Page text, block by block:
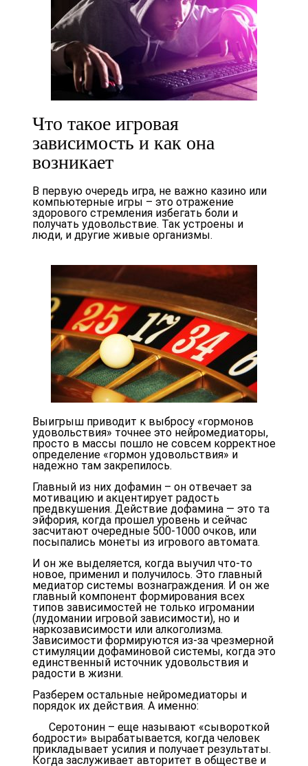
Что такое игровая
зависимость и как она
возникает
В первую очередь игра, не важно казино или
компьютерные игры – это отражение
здорового стремления избегать боли и
получать удовольствие. Так устроены и
люди, и другие живые организмы.
Выигрыш приводит к выбросу «гормонов
удовольствия» точнее это нейромедиаторы,
просто в массы пошло не совсем корректное
определение «гормон удовольствия» и
надежно там закрепилось.
Главный из них дофамин – он отвечает за
мотивацию и акцентирует радость
предвкушения. Действие дофамина — это та
эйфория, когда прошел уровень и сейчас
засчитают очередные 500-1000 очков, или
посыпались монеты из игрового автомата.
И он же выделяется, когда выучил что-то
новое, применил и получилось. Это главный
медиатор системы вознаграждения. И он же
главный компонент формирования всех
типов зависимостей не только игромании
(лудомании игровой зависимости), но и
наркозависимости или алкоголизма.
Зависимости формируются из-за чрезмерной
стимуляции дофаминовой системы, когда это
единственный источник удовольствия и
радости в жизни.
Разберем остальные нейромедиаторы и
порядок их действия. А именно:
Серотонин – еще называют «сывороткой
бодрости» вырабатывается, когда человек
прикладывает усилия и получает результаты.
Когда заслуживает авторитет в обществе и